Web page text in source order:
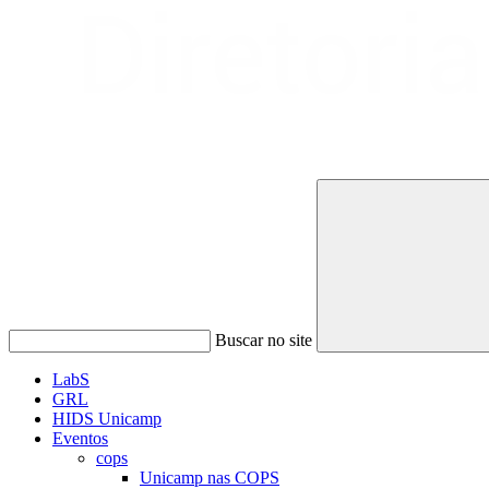
Buscar no site
LabS
GRL
HIDS Unicamp
Eventos
cops
Unicamp nas COPS